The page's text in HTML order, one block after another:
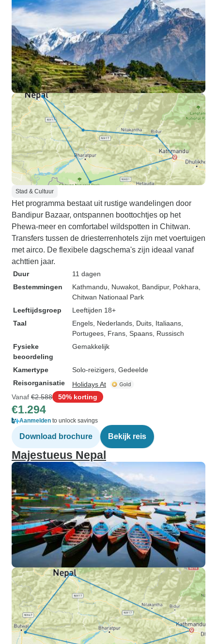
Stad & Cultuur
Het programma bestaat uit rustige wandelingen door
Bandipur Bazaar, ontspannen boottochtjes op het
Phewa-meer en comfortabel wildspotten in Chitwan.
Transfers tussen de driesterrenhotels zijn met voertuigen
met airco. De flexibele dagschema's zijn ideaal vanaf
achttien jaar.
Duur
11 dagen
Bestemmingen
Kathmandu , Nuwakot , Bandipur, Pokhara
Chitwan Nationaal Park
Leeftijdsgroep
Leeftijden 18+
Taal
Engels, Nederlands, Duits, Italiaans,
Portugees, Frans, Spaans, Russisch
Fysieke
beoordeling
Gemakkelijk
Kamertype
Solo-reizigers, Gedeelde
Reisorganisatie
Holidays At
Vanaf €2.588 50% korting
€1.294
Aanmelden to unlock savings
Download brochure Bekijk reis
Majestueus Nepal